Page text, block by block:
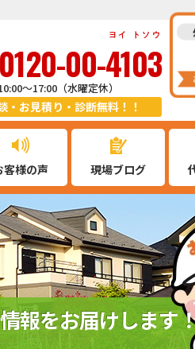
0120-00-4103
ヨイ トソウ
～17:00（水曜定休）
・お見積り・診断無料！！
客様の声 現場ブログ
報をお届けします